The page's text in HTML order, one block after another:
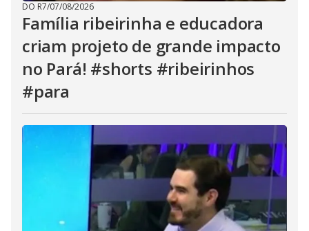
DO R7/07/08/2026
Família ribeirinha e educadora
criam projeto de grande impacto
no Pará! #shorts #ribeirinhos
#para